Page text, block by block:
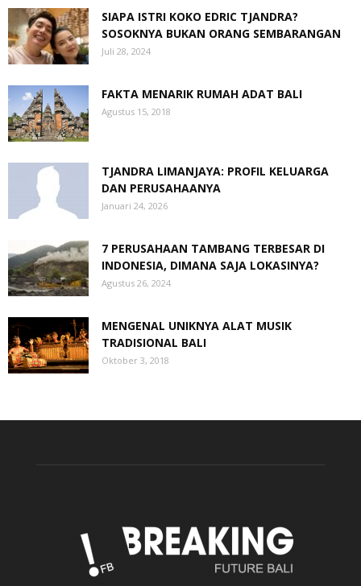
SIAPA ISTRI KOKO EDRIC TJANDRA?
SOSOKNYA BUKAN ORANG SEMBARANGAN
Juli 28, 2024
FAKTA MENARIK RUMAH ADAT BALI
Agustus 15, 2018
TJANDRA LIMANJAYA: PROFIL KELUARGA
DAN PERUSAHAANYA
Januari 24, 2026
7 PERUSAHAAN TAMBANG TERBESAR DI
INDONESIA, DIMANA SAJA LOKASINYA?
Agustus 26, 2024
MENGENAL UNIKNYA ALAT MUSIK
TRADISIONAL BALI
Oktober 3, 2018